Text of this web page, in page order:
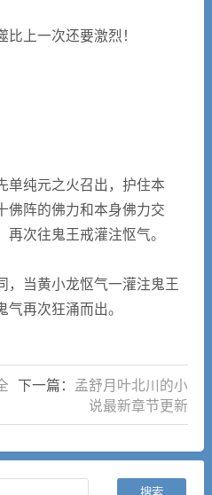
上一次还要激烈！
纯元之火召出，护住本
佛阵的佛力和本身佛力交
次往鬼王戒灌注怄气。
当黄小龙怄气一灌注鬼王
再次狂涌而出。
下一篇： 孟舒月叶北川的小
说最新章节更新